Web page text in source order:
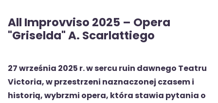
All Improvviso 2025 – Opera
"Griselda" A. Scarlattiego
27września 2025 r. w sercu ruin dawnego Teatru
Victoria, w przestrzeni naznaczonej czasem i
historią, wybrzmi opera, która stawia pytania o